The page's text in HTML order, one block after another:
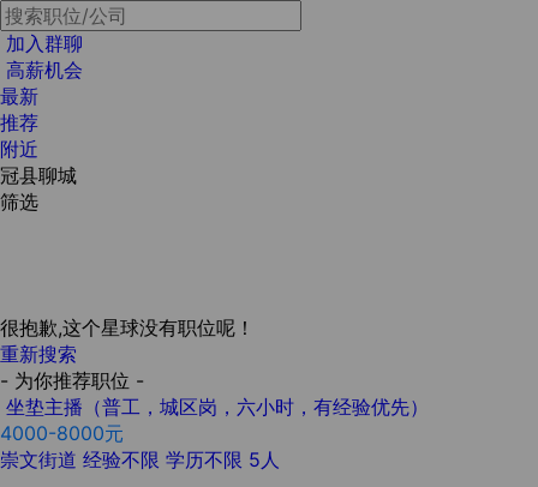
加入群聊
高薪机会
最新
推荐
附近
冠县聊城
筛选
很抱歉,这个星球没有职位呢！
重新搜索
- 为你推荐职位 -
坐垫主播（普工，城区岗，六小时，有经验优先）
4000-8000元
崇文街道 经验不限 学历不限 5人